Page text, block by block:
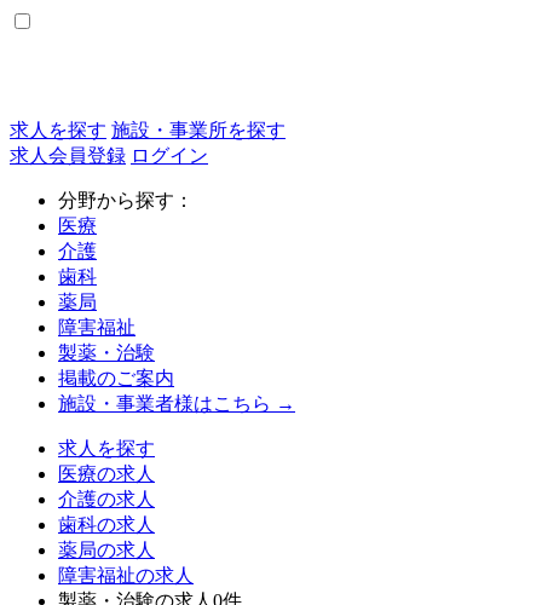
求人を探す 施設・事業所を探す
求人会員登録 ログイン
分野から探す：
医療
介護
歯科
薬局
障害福祉
製薬・治験
掲載のご案内
施設・事業者様はこちら →
求人を探す
医療の求人
介護の求人
歯科の求人
薬局の求人
障害福祉の求人
製薬・治験の求人 0件